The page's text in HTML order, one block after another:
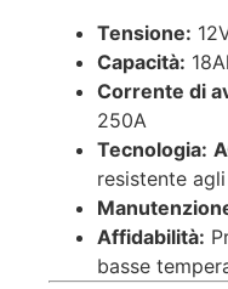
Tensione:
Capacità:
Corrente di
250A
Tecnologia:
resistente
Affidabilità:
basse